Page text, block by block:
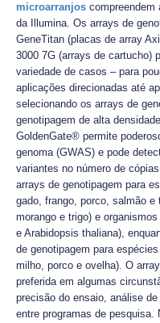
microarranjos compreendem
da Illumina. Os arrays de
GeneTitan (placas de array
3000 7G (arrays de cartucho)
variedade de casos – para
aplicações direcionadas até
selecionando os arrays de
genotipagem de alta
GoldenGate® permite
genoma (GWAS) e pode
variantes no número de
arrays de genotipagem para
gado, frango, porco, salmão
morango e trigo) e
e Arabidopsis thaliana),
de genotipagem para
milho, porco e ovelha). O
preferida em algumas
precisão do ensaio, análise
entre programas de